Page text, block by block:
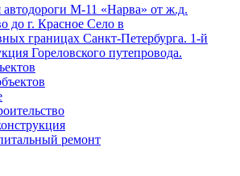
автодороги М-11 «Нарва» от ж.д.
до г. Красное Село в
границах Санкт-Петербурга. 1-й
Гореловского путепровода.
ремонт